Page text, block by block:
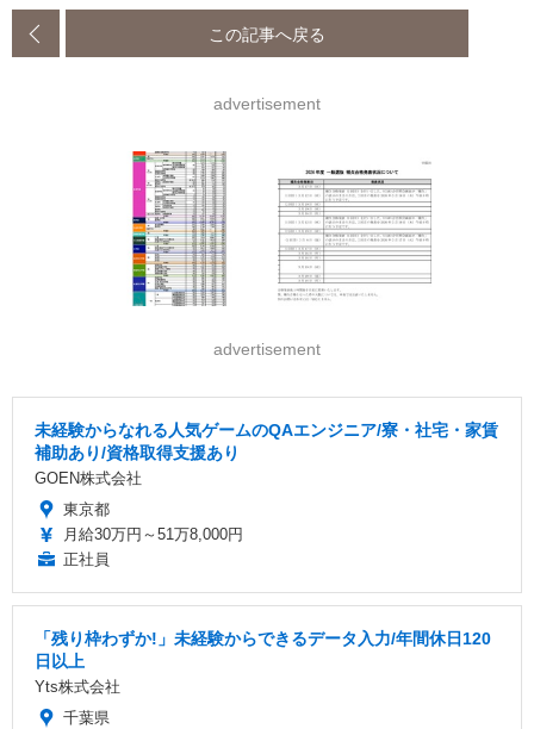
この記事へ戻る
advertisement
advertisement
未経験からなれる人気ゲームのQAエンジニア/寮・社宅・家賃
補助あり/資格取得支援あり
GOEN株式会社
東京都
月給30万円～51万8,000円
正社員
「残り枠わずか!」未経験からできるデータ入力/年間休日120
日以上
Yts株式会社
千葉県